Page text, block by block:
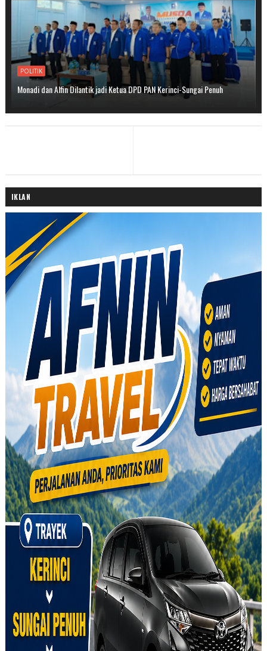
POLITIK
Monadi dan Alfin Dilantik jadi Ketua DPD PAN Kerinci-Sungai Penuh
IKLAN